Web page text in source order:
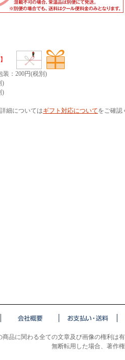
装：200円(税別)
)
)
細についてはギフト対応についてをご確認
品に関わる全ての文章及び画像の権利は
無断転用した場合、著作